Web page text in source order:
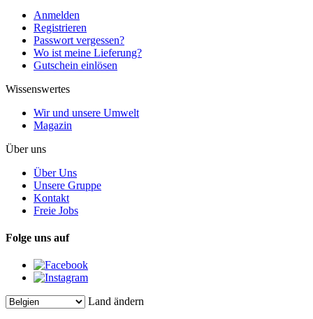
Anmelden
Registrieren
Passwort vergessen?
Wo ist meine Lieferung?
Gutschein einlösen
Wissenswertes
Wir und unsere Umwelt
Magazin
Über uns
Über Uns
Unsere Gruppe
Kontakt
Freie Jobs
Folge uns auf
Land ändern